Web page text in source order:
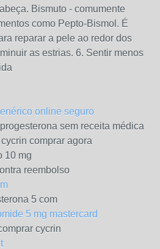
Bismuto - comumente
como Pepto-Bismol. É
reparar a pele ao redor dos
as estrias. 6. Sentir menos
online seguro
sem receita médica
comprar agora
10 mg
reembolso
5 com
5 mg mastercard
cycrin